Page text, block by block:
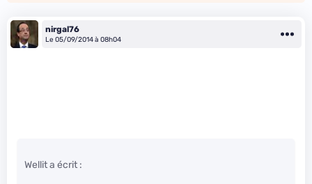
nirgal76
Le 05/09/2014 à 08h04
Wellit a écrit :